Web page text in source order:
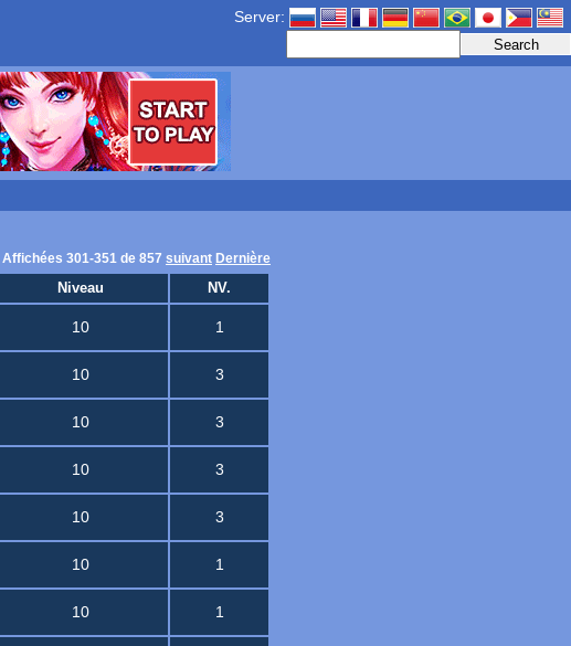
Server:
Affichées 301-351 de 857 suivant Dernière
Niveau NV.
10 1
10 3
10 3
10 3
10 3
10 1
10 1